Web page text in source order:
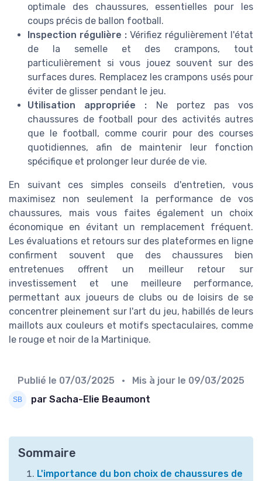
optimale des chaussures, essentielles pour les
coups précis de ballon football.
Inspection régulière : Vérifiez régulièrement l'état
de la semelle et des crampons, tout
particulièrement si vous jouez souvent sur des
surfaces dures. Remplacez les crampons usés pour
éviter de glisser pendant le jeu.
Utilisation appropriée : Ne portez pas vos
chaussures de football pour des activités autres
que le football, comme courir pour des courses
quotidiennes, afin de maintenir leur fonction
spécifique et prolonger leur durée de vie.
En suivant ces simples conseils d'entretien, vous
maximisez non seulement la performance de vos
chaussures, mais vous faites également un choix
économique en évitant un remplacement fréquent.
Les évaluations et retours sur des plateformes en ligne
confirment souvent que des chaussures bien
entretenues offrent un meilleur retour sur
investissement et une meilleure performance,
permettant aux joueurs de clubs ou de loisirs de se
concentrer pleinement sur l'art du jeu, habillés de leurs
maillots aux couleurs et motifs spectaculaires, comme
le rouge et noir de la Martinique.
Publié le 07/03/2025 • Mis à jour le 09/03/2025
par Sacha-Elie Beaumont
Sommaire
L'importance du bon choix de chaussures de